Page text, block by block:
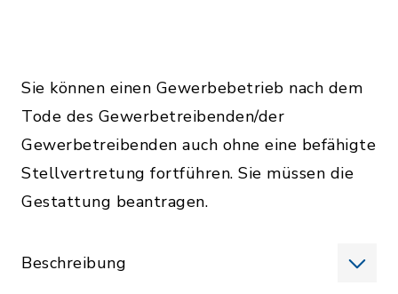
Sie können einen Gewerbebetrieb nach dem
Tode des Gewerbetreibenden/der
Gewerbetreibenden auch ohne eine befähigte
Stellvertretung fortführen. Sie müssen die
Gestattung beantragen.
Beschreibung